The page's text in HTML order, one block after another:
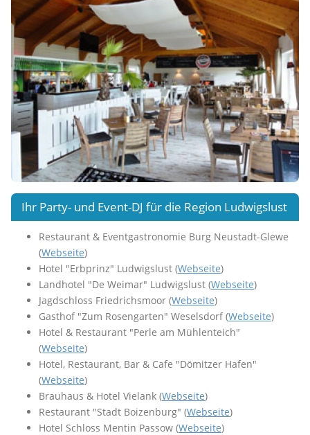
Ihr Party- und Event-DJ für die Region Ludwigslust
Restaurant & Eventgastronomie Burg Neustadt-Glewe
(Webseite)
Hotel "Erbprinz" Ludwigslust (Webseite)
Landhotel "De Weimar" Ludwigslust (Webseite)
Jagdschloss Friedrichsmoor (Webseite)
Gasthof "Zum Rosengarten" Weselsdorf (Webseite)
Hotel & Restaurant "Perle am Mühlenteich"
(Webseite)
Hotel, Restaurant, Bar & Cafe "Dömitzer Hafen"
(Webseite)
Brauhaus & Hotel Vielank (Webseite)
Restaurant "Stadt Boizenburg" (Webseite)
Hotel Schloss Mentin Passow (Webseite)